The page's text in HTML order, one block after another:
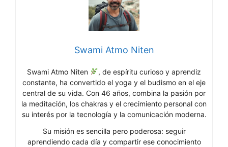
Swami Atmo Niten
Swami Atmo Niten
, de espíritu curioso y aprendiz
constante, ha convertido el yoga y el budismo en el eje
central de su vida. Con 46 años, combina la pasión por
la meditación, los chakras y el crecimiento personal con
su interés por la tecnología y la comunicación moderna.
Su misión es sencilla pero poderosa: seguir
aprendiendo cada día y compartir ese conocimiento